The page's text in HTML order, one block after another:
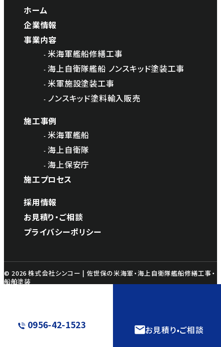
0956-42-1523 お見積り•ご相談
ホーム
企業情報
事業内容
米海軍艦船修繕工事
海上自衛隊艦船 ノンスキッド塗装工事
米軍施設塗装工事
ノンスキッド塗料輸入販売
施工事例
米海軍艦船
海上自衛隊
海上保安庁
施工プロセス
採用情報
お見積り・ご相談
プライバシーポリシー
© 2026 株式会社シンコー | 佐世保の米海軍・海上自衛隊艦船修繕工事・
船舶塗装